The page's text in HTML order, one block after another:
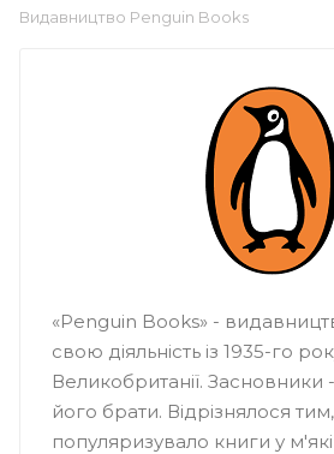
Видавництво Penguin Books
«Penguin Books» -
свою діяльність із 1935-го
Великобританії.
його брати. Відрізнялося
популяризувало книги у